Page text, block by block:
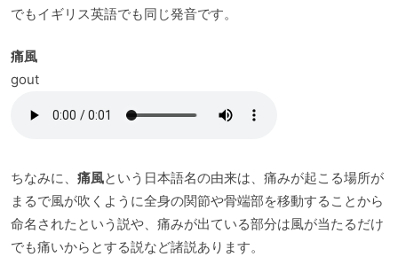
でもイギリス英語でも同じ発音です。
痛風
gout
ちなみに、 痛風という日本語名の由来は、痛みが起こる場所が
まるで風が吹くように全身の関節や骨端部を移動することから
命名されたという説や、痛みが出ている部分は風が当たるだけ
でも痛いからとする説など諸説あります。